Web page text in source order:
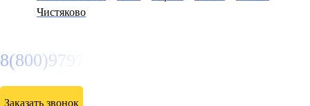
Чистяково
8(800)9797043
Заказать звонок